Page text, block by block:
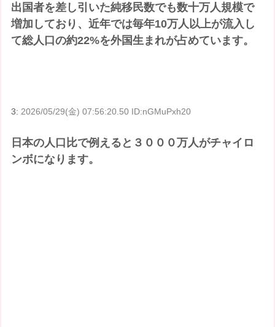
出国者を差し引いた純移民数でも数十万人規模で
増加しており、近年では毎年10万人以上が流入し
て総人口の約22%を外国生まれが占めています。
3: 2026/05/29(金) 07:56:20.50 ID:nGMuPxh20
日本の人口比で例えると３０００万人がチャイロ
ンボになります。